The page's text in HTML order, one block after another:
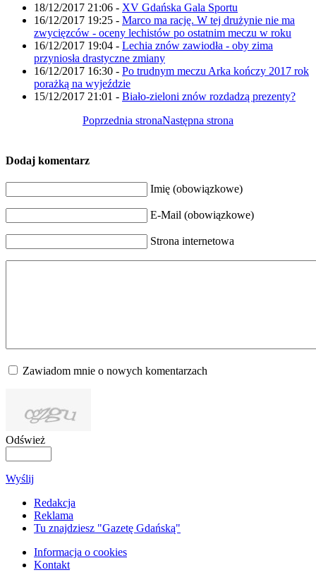
18/12/2017 21:06 - XV Gdańska Gala Sportu
16/12/2017 19:25 - Marco ma rację. W tej drużynie nie ma
zwycięzców - oceny lechistów po ostatnim meczu w roku
16/12/2017 19:04 - Lechia znów zawiodła - oby zima
przyniosła drastyczne zmiany
16/12/2017 16:30 - Po trudnym meczu Arka kończy 2017 rok
porażką na wyjeździe
15/12/2017 21:01 - Biało-zieloni znów rozdadzą prezenty?
Poprzednia stronaNastępna strona
Dodaj komentarz
Imię (obowiązkowe)
E-Mail (obowiązkowe)
Strona internetowa
Zawiadom mnie o nowych komentarzach
Odśwież
Wyślij
Redakcja
Reklama
Tu znajdziesz "Gazetę Gdańską"
Informacja o cookies
Kontakt